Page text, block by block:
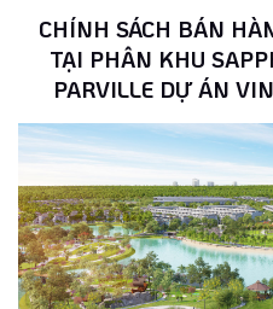
CHÍNH SÁCH BÁN
TẠI PHÂN KHU
PARVILLE DỰ ÁN